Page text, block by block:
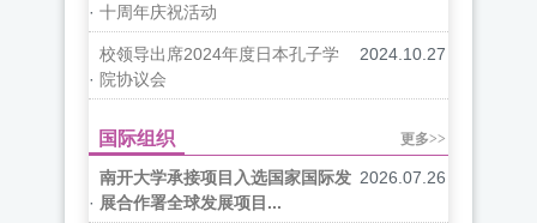
· 十周年庆祝活动
·
校领导出席2024年度日本孔子学
院协议会
2024.10.27
国际组织 更多>>
·
南开大学承接项目入选国家国际发
展合作署全球发展项目...
2026.07.26